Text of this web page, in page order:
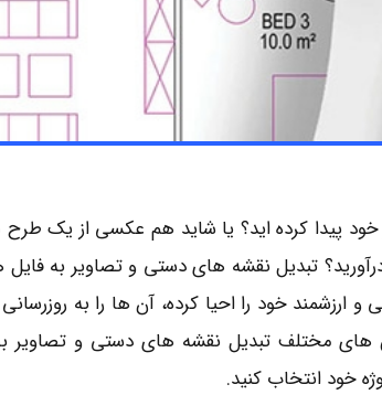
پیدا کرده‌ اید؟ یا شاید هم عکسی از یک طرح
تبدیل نقشه ‌های دستی و تصاویر به
ارزشمند خود را احیا کرده، آن‌ ها را به
‌های مختلف تبدیل نقشه‌ های دستی و تصاویر
خود انتخاب کنید.